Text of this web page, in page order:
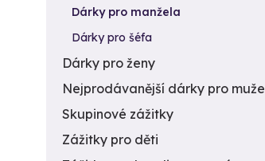
Dárky pro manžela
Dárky pro šéfa
Dárky pro ženy
Nejprodávanější dárky pro muže
Skupinové zážitky
Zážitky pro děti